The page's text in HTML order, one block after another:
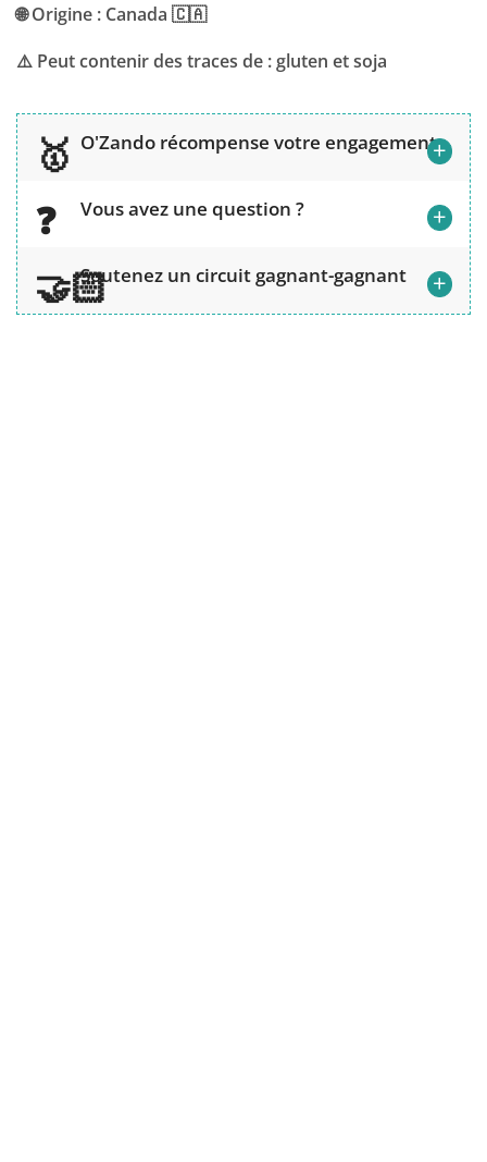
🌐 Origine : Canada 🇨🇦
⚠️ Peut contenir des traces de : gluten et soja
O'Zando récompense votre engagement+
Vous avez une question ? +
Soutenez un circuit gagnant-gagnant +